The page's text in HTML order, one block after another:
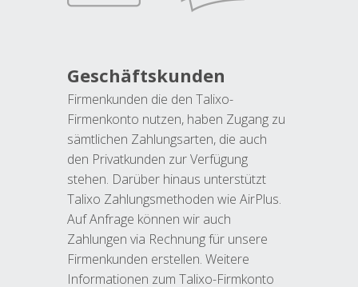
Geschäftskunden
Firmenkunden die den Talixo-
Firmenkonto nutzen, haben Zugang zu
sämtlichen Zahlungsarten, die auch
den Privatkunden zur Verfügung
stehen. Darüber hinaus unterstützt
Talixo Zahlungsmethoden wie AirPlus.
Auf Anfrage können wir auch
Zahlungen via Rechnung für unsere
Firmenkunden erstellen. Weitere
Informationen zum Talixo-Firmkonto